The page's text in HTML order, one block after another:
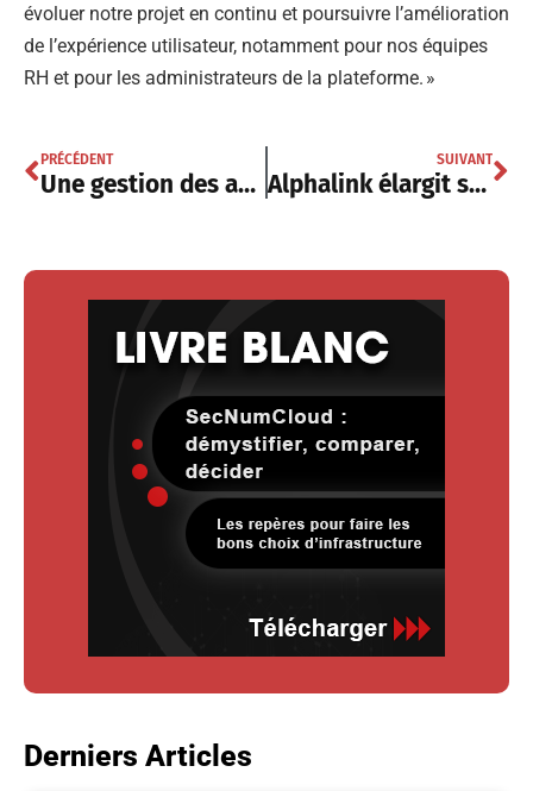
évoluer notre projet en continu et poursuivre l’amélioration
de l’expérience utilisateur, notamment pour nos équipes
RH et pour les administrateurs de la plateforme. »
PRÉCÉDENT
Une gestion des achats plus efficace pour R.A.S Intérim avec Oxalys
SUIVANT
Alphalink élargit son portefeuille avec un service d’hébergement pour les Telcos
Derniers Articles